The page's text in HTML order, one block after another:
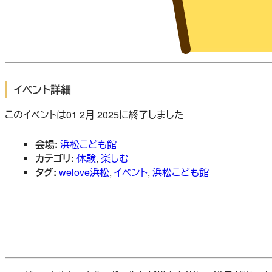
イベント詳細
このイベントは01 2月 2025に終了しました
会場: 浜松こども館
カテゴリ: 体験, 楽しむ
タグ: welove浜松, イベント, 浜松こども館